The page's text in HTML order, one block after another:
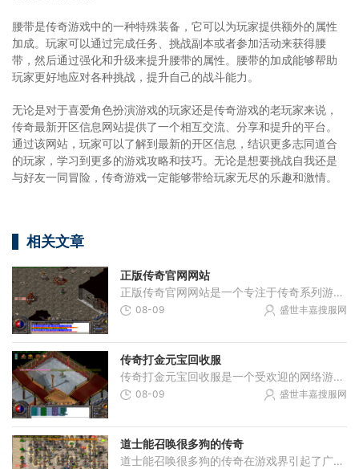
腰带是传奇游戏中的一种特殊装备，它可以为玩家提供额外的属性
加成。玩家可以通过完成任务、挑战副本或者参加活动来获得腰
带，然后通过强化和升级来提升腰带的属性。腰带的加成能够帮助
玩家更好地应对各种挑战，提升自己的战斗能力。
无论是对于喜爱角色扮演游戏的玩家还是传奇游戏的老玩家来说，
传奇最新开区信息网站提供了一个相互交流、分享和提升的平台。
通过该网站，玩家可以了解到最新的开区信息，结识更多志同道合
的玩家，学习到更多的游戏攻略和技巧。无论是想要挑战自我还是
与好友一同冒险，传奇游戏一定能够带给玩家无尽的乐趣和激情。
相关文章
正版传奇官网网站
正版传奇官网网站是一个专注于传奇系列游戏的官方网站。作为一款经典的2D游戏，传奇游戏一直以其独特的角色扮演和万人在线的特点吸引着大量玩家。在传奇游戏中，玩家可以选择不
08-09 盛世丰嘉搜服网
传奇打金元宝回收服
传奇打金元宝回收服是一个受欢迎的网络游戏，让玩家可以通过打金方式回收元宝，享受游戏的乐趣并获得虚拟财富。本文将为您详细介绍这款游戏的具体玩法，以及它所提供的各种特
08-09 盛世丰嘉搜服网
道士能召唤很多狗的传奇
道士能召唤很多狗的传奇在游戏界引起了广泛的关注和热议。这款独特的游戏让玩家们体验到了召唤宠物的乐趣，同时也融入了传奇类游戏的特色玩法，让玩家们享受到了刺激和挑战。